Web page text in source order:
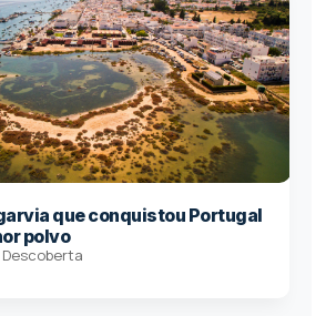
que conquistou Portugal
polvo
Descoberta